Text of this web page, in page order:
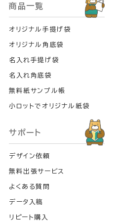
商品一覧
オリジナル手提げ袋
オリジナル角底袋
名入れ手提げ袋
名入れ角底袋
無料紙サンプル帳
小ロットでオリジナル紙袋
サポート
デザイン依頼
無料出張サービス
よくある質問
データ入稿
リピート購入